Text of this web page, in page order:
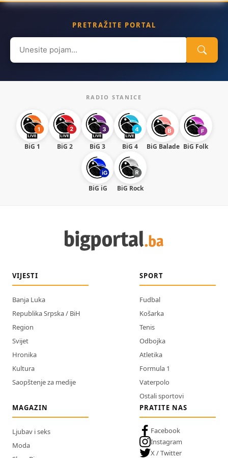
PRETRAŽITE PORTAL
Search
for:
RADIO STANICE
BiG 1 BiG 2 BiG 3 BiG 4 BiG Balade BiG Folk
BiG iG BiG Rock
VIJESTI
Banja Luka
Republika Srpska / BiH
Region
Svijet
Hronika
Kultura
Saopštenje za medije
SPORT
Fudbal
Košarka
Tenis
Odbojka
Atletika
Formula 1
Vaterpolo
Ostali sportovi
MAGAZIN
Ljubav i seks
Moda
PRATITE NAS
Facebook
Instagram
X / Twitter